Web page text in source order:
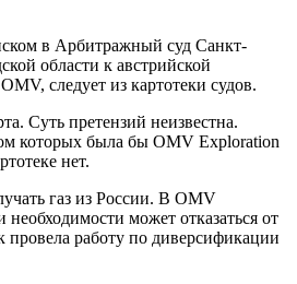
в Арбитражный суд Санкт-
области к австрийской
следует из картотеки судов.
Суть претензий неизвестна.
которых была бы OMV Exploration
нет.
газ из России. В OMV
необходимости может отказаться от
провела работу по диверсификации